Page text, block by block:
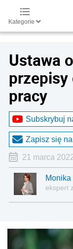
Kategorie
Ustawa
przepisy
pracy
Subskrybuj
Zapisz się
21 marca
ekspert